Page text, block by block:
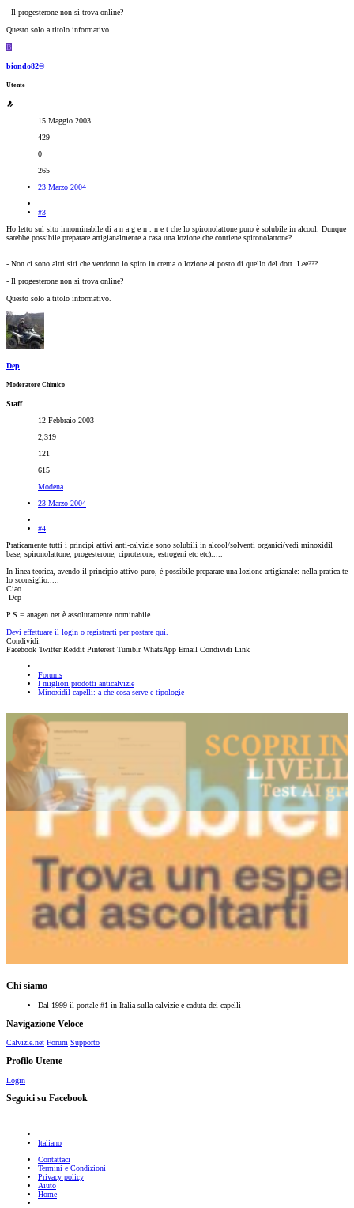
- Il progesterone non si trova online?
Questo solo a titolo informativo.
B
biondo82©
Utente
15 Maggio 2003
429
0
265
23 Marzo 2004
#3
Ho letto sul sito innominabile di a n a g e n . n e t che lo spironolattone puro è solubile in alcool. Dunque
sarebbe possibile preparare artigianalmente a casa una lozione che contiene spironolattone?
- Non ci sono altri siti che vendono lo spiro in crema o lozione al posto di quello del dott. Lee???
- Il progesterone non si trova online?
Questo solo a titolo informativo.
Dep
Moderatore Chimico
Staff
12 Febbraio 2003
2,319
121
615
Modena
23 Marzo 2004
#4
Praticamente tutti i principi attivi anti-calvizie sono solubili in alcool/solventi organici(vedi minoxidil
base, spironolattone, progesterone, ciproterone, estrogeni etc etc).....
In linea teorica, avendo il principio attivo puro, è possibile preparare una lozione artigianale: nella pratica te
lo sconsiglio.....
Ciao
-Dep-
P.S.= anagen.net è assolutamente nominabile......
Devi effettuare il login o registrarti per postare qui.
Condividi:
Facebook Twitter Reddit Pinterest Tumblr WhatsApp Email Condividi Link
Forums
I migliori prodotti anticalvizie
Minoxidil capelli: a che cosa serve e tipologie
Chi siamo
Dal 1999 il portale #1 in Italia sulla calvizie e caduta dei capelli
Navigazione Veloce
Calvizie.net Forum Supporto
Profilo Utente
Login
Seguici su Facebook
Italiano
Contattaci
Termini e Condizioni
Privacy policy
Aiuto
Home